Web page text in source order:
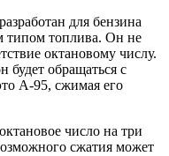
для бензина
типом топлива. Он не
октановому числу.
будет обращаться с
А-95, сжимая его
число на три
сжатия может